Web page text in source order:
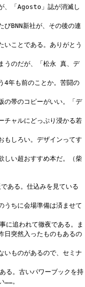
、「Agosto」誌が消滅し
びBNN新社が、その後の連
いことである。ありがとう
うのだが、「松永 真、デ
4年も前のことか。苦闘の
の帯のコピーがいい。「デ
チャルにどっぷり浸かる若
しろい。デザインってす
しい超おすすめ本だ。（柴
ある。仕込みを見ている
うちに会場準備は済ませて
に追われて徹夜である。ま
日突然入ったものもあるの
いものがあるので、セミナ
る。古いパワーブックを持
い……。